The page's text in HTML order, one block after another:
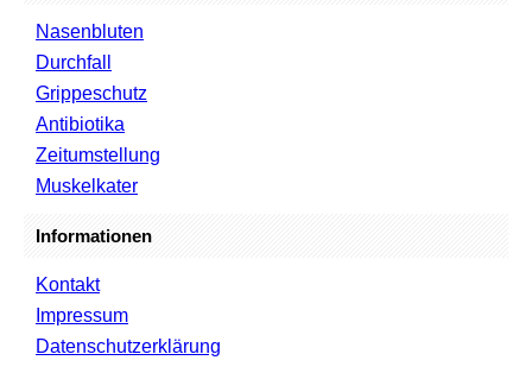
Nasenbluten
Durchfall
Grippeschutz
Antibiotika
Zeitumstellung
Muskelkater
Informationen
Kontakt
Impressum
Datenschutzerklärung